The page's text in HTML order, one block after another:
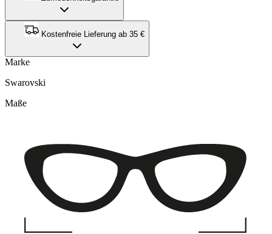
Kostenfreie Lieferung ab 35 €
Marke
Swarovski
Maße